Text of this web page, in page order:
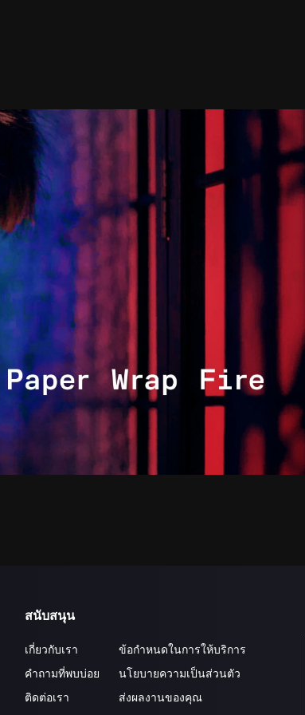
สนับสนุน
เกี่ยวกับเรา
คำถามที่พบบ่อย
ติดต่อเรา
ข้อกำหนดในการให้บริการ
นโยบายความเป็นส่วนตัว
ส่งผลงานของคุณ